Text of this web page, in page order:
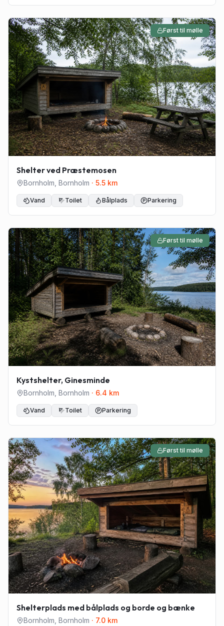
Først til mølle
Shelter ved Præstemosen
Bornholm Bornholm · 5.5 km
Vand Toilet Bålplads Parkering
Først til mølle
Kystshelter, Ginesminde
Bornholm Bornholm · 6.4 km
Vand Toilet Parkering
Først til mølle
Shelterplads med bålplads og borde og bænke
Bornholm Bornholm · 7.0 km